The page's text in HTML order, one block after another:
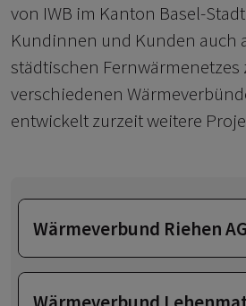
von IWB im Kanton Basel-
Kundinnen und Kunden auch
städtischen Fernwärmenetzes
verschiedenen
entwickelt zurzeit weitere
Wärmeverbund Riehen AG